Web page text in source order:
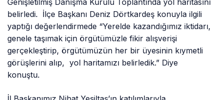
belirledi. İlçe Başkanı Deniz Dörtkardeş konuyla ilgili
yaptığı değerlendirmede “Yerelde kazandığımız iktidarı,
genele taşımak için örgütümüzle fikir alışverişi
gerçekleştirip, örgütümüzün her bir üyesinin kıymetli
görüşlerini alıp, yol haritamızı belirledik.” Diye
konuştu.